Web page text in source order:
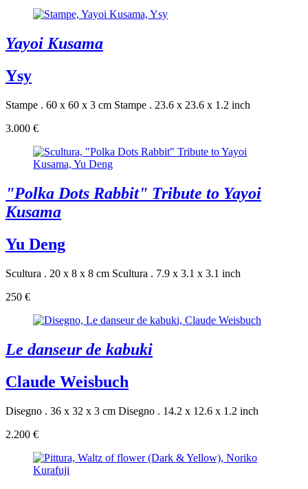
Yayoi Kusama
Ysy
Stampe . 60 x 60 x 3 cm Stampe . 23.6 x 23.6 x 1.2 inch
3.000 €
"Polka Dots Rabbit" Tribute to Yayoi
Kusama
Yu Deng
Scultura . 20 x 8 x 8 cm Scultura . 7.9 x 3.1 x 3.1 inch
250 €
Le danseur de kabuki
Claude Weisbuch
Disegno . 36 x 32 x 3 cm Disegno . 14.2 x 12.6 x 1.2 inch
2.200 €